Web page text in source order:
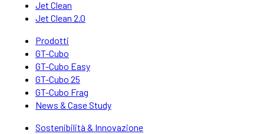
Jet Clean
Jet Clean 2.0
Prodotti
GT-Cubo
GT-Cubo Easy
GT-Cubo 25
GT-Cubo Frag
News & Case Study
Sostenibilità & Innovazione